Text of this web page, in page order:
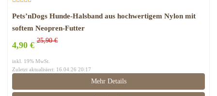
Pets’nDogs Hunde-Halsband aus hochwertigem Nylon mit
softem Neopren-Futter
4,90 € 25,90 €
inkl. 19% MwSt.
Zuletzt aktualisiert: 16.04.26 20:17
Mehr Details